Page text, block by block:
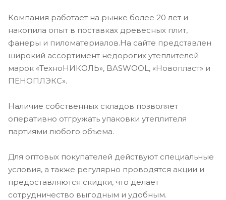
Компания работает на рынке более 20 лет и
накопила опыт в поставках древесных плит,
фанеры и пиломатериалов.На сайте представлен
широкий ассортимент недорогих утеплителей
марок «ТехноНИКОЛЬ», BASWOOL, «Новопласт» и
ПЕНОПЛЭКС».
Наличие собственных складов позволяет
оперативно отгружать упаковки утеплителя
партиями любого объема.
Для оптовых покупателей действуют специальные
условия, а также регулярно проводятся акции и
предоставляются скидки, что делает
сотрудничество выгодным и удобным.